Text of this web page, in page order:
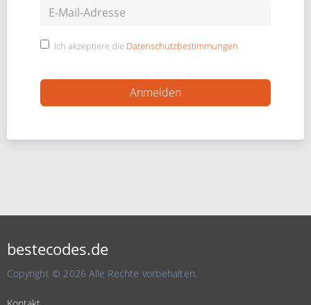
Ich akzeptiere die Datenschutzbestimmungen
bestecodes.de
Copyright © 2026 Alle Rechte vorbehalten.